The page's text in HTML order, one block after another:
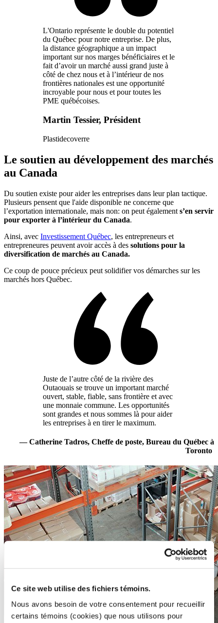
Ce site web utilise des fichiers témoins.
Nous avons besoin de votre consentement pour recueillir
certains témoins (cookies) que nous utilisons pour
L'Ontario représente le double du potentiel
du Québec pour notre entreprise. De plus,
la distance géographique a un impact
important sur nos marges bénéficiaires et le
fait d’avoir un marché aussi grand juste à
côté de chez nous et à l’intérieur de nos
frontières nationales est une opportunité
incroyable pour nous et pour toutes les
PME québécoises.
Martin Tessier, Président
Plastidecoverre
Le soutien au développement des marchés
au Canada
Du soutien existe pour aider les entreprises dans leur plan tactique.
Plusieurs pensent que l'aide disponible ne concerne que
l’exportation internationale, mais non: on peut également s’en servir
pour exporter à l’intérieur du Canada.
Ainsi, avec Investissement Québec, les entrepreneurs et
entrepreneures peuvent avoir accès à des solutions pour la
diversification de marchés au Canada.
Ce coup de pouce précieux peut solidifier vos démarches sur les
marchés hors Québec.
Juste de l’autre côté de la rivière des
Outaouais se trouve un important marché
ouvert, stable, fiable, sans frontière et avec
une monnaie commune. Les opportunités
sont grandes et nous sommes là pour aider
les entreprises à en tirer le maximum.
— Catherine Tadros, Cheffe de poste, Bureau du Québec à
Toronto